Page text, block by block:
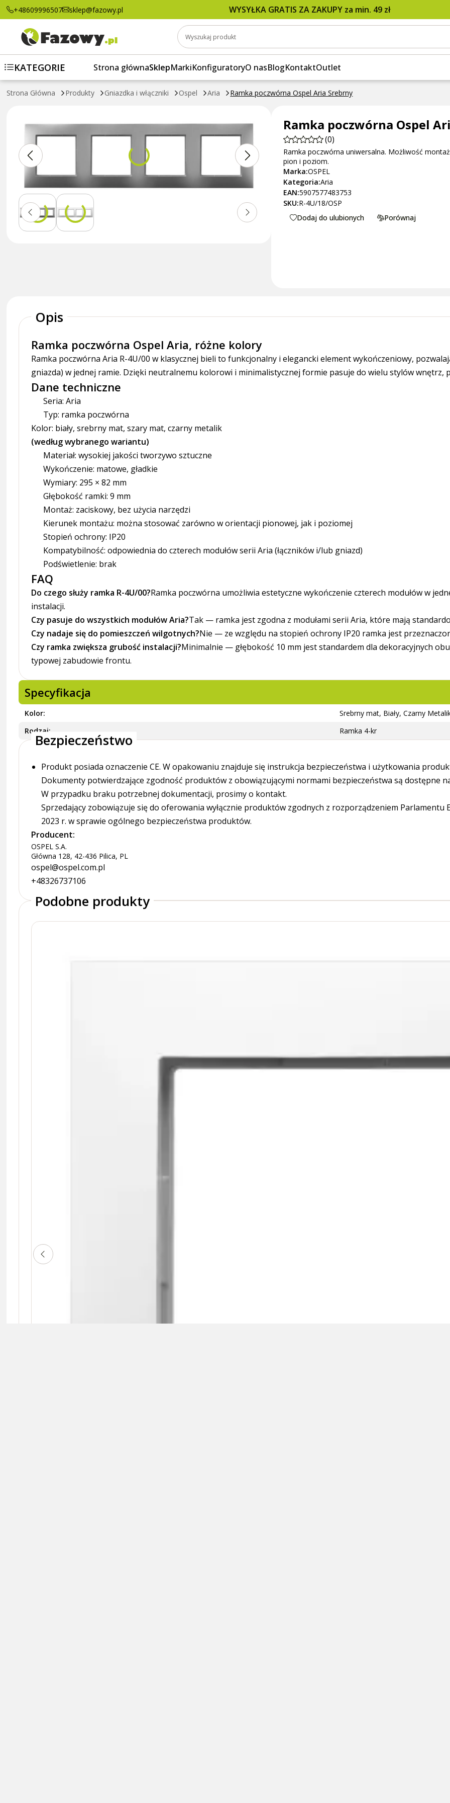
+48609996507 sklep@fazowy.pl WYSYŁKA GRATIS ZA ZAKUPY za min. 49 zł
Wyszukaj produkt
KATEGORIE Strona głównaSklepMarkiKonfiguratoryO nasBlogKontaktOutlet
Strona Główna Produkty Gniazdka i włączniki Ospel Aria Ramka poczwórna Ospel Aria Srebrny
Ramka poczwórna Ospel Aria Srebrny
Ramka poczwórna Ospel
(0)
Ramka poczwórna uniwersalna. Możliwość
pion i poziom.
Marka:OSPEL
Kategoria:Aria
EAN:5907577483753
SKU:R-4U/18/OSP
Dodaj do ulubionych
Porównaj
Opis
Ramka poczwórna Ospel Aria, różne kolory
Ramka poczwórna Aria R-4U/00 w klasycznej bieli to funkcjonalny i elegancki element wykończeniowy,
gniazda) w jednej ramie. Dzięki neutralnemu kolorowi i minimalistycznej formie pasuje do wielu stylów wnętrz,
Dane techniczne
Seria: Aria
Typ: ramka poczwórna
Kolor: biały, srebrny mat, szary mat, czarny metalik
(według wybranego wariantu)
Materiał: wysokiej jakości tworzywo sztuczne
Wykończenie: matowe, gładkie
Wymiary: 295 × 82 mm
Głębokość ramki: 9 mm
Montaż: zaciskowy, bez użycia narzędzi
Kierunek montażu: można stosować zarówno w orientacji pionowej, jak i poziomej
Stopień ochrony: IP20
Kompatybilność: odpowiednia do czterech modułów serii Aria (łączników i/lub gniazd)
Podświetlenie: brak
FAQ
Do czego służy ramka R-4U/00?Ramka poczwórna umożliwia estetyczne wykończenie czterech modułów w
instalacji.
Czy pasuje do wszystkich modułów Aria?Tak — ramka jest zgodna z modułami serii Aria, które mają
Czy nadaje się do pomieszczeń wilgotnych?Nie — ze względu na stopień ochrony IP20 ramka jest
Czy ramka zwiększa grubość instalacji?Minimalnie — głębokość 10 mm jest standardem dla dekoracyjnych
typowej zabudowie frontu.
Specyfikacja
Kolor
Srebrny mat, Biały, Czarny
Rodzaj
Ramka 4-kr
Bezpieczeństwo
Produkt posiada oznaczenie CE. W opakowaniu znajduje się instrukcja bezpieczeństwa i użytkowania
Dokumenty potwierdzające zgodność produktów z obowiązującymi normami bezpieczeństwa są dostępne
W przypadku braku potrzebnej dokumentacji, prosimy o kontakt.
Sprzedający zobowiązuje się do oferowania wyłącznie produktów zgodnych z rozporządzeniem Parlamentu
2023 r. w sprawie ogólnego bezpieczeństwa produktów.
Producent:
OSPEL S.A.
Główna 128, 42-436 Pilica, PL
ospel@ospel.com.pl
+48326737106
Podobne produkty